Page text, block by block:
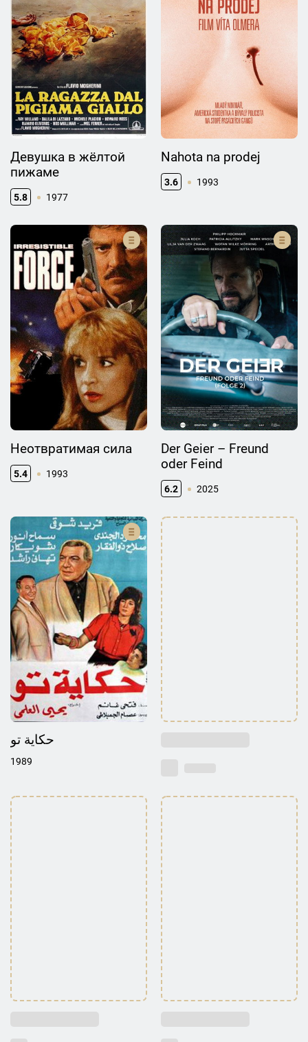
Девушка в жёлтой
пижаме
5.8 1977
Nahota na prodej
3.6 1993
Неотвратимая сила
5.4 1993
Der Geier – Freund
oder Feind
6.2 2025
حكاية تو
1989